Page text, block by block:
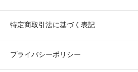
特定商取引法に基づく表記
プライバシーポリシー